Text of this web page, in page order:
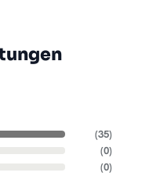
(35)
(0)
(0)